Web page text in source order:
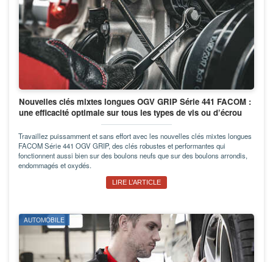
Nouvelles clés mixtes longues OGV GRIP Série 441 FACOM :
une efficacité optimale sur tous les types de vis ou d’écrou
Travaillez puissamment et sans effort avec les nouvelles clés mixtes longues
FACOM Série 441 OGV GRIP, des clés robustes et performantes qui
fonctionnent aussi bien sur des boulons neufs que sur des boulons arrondis,
endommagés et oxydés.
LIRE L’ARTICLE
AUTOMOBILE